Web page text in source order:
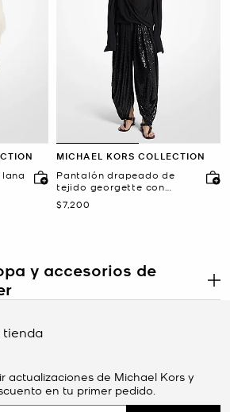
MICHAEL KORS COLLECTION
Pantalón drapeado de
tejido georgette con
lentejuelas adornadas a
mano
Ahora
$7,200
y accesorios de
en la fabricación suntuosa y la
cada estilo está confeccionado
de estilos, desde prendas
diseños vanguardistas que dejan
En las colecciones de otoño de
tienda
actualizaciones de Michael Kors y
en tu primer pedido.